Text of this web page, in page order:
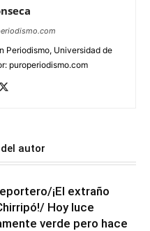
Periodismo, Universidad de
puroperiodismo.com
autor
¡El extraño
Hoy luce
verde pero hace